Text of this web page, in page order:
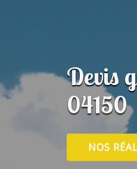
Devis
04150
NOS